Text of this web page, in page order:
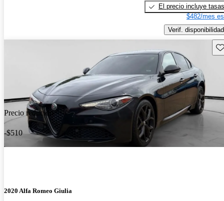
El precio incluye tasas
$482/mes
Verif. disponibilidad
Precio reducido
-$510
2020 Alfa Romeo Giulia